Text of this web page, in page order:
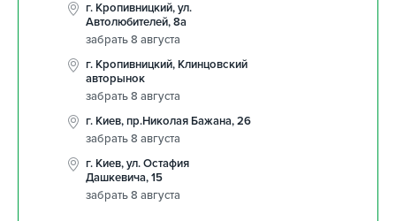
г. Кропивницкий, ул.
Автолюбителей, 8а
забрать 8 августа
г. Кропивницкий, Клинцовский
авторынок
забрать 8 августа
г. Киев, пр.Николая Бажана, 26
забрать 8 августа
г. Киев, ул. Остафия
Дашкевича, 15
забрать 8 августа